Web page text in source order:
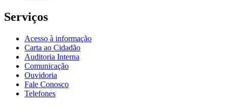
Serviços
Acesso à informação
Carta ao Cidadão
Auditoria Interna
Comunicação
Ouvidoria
Fale Conosco
Telefones